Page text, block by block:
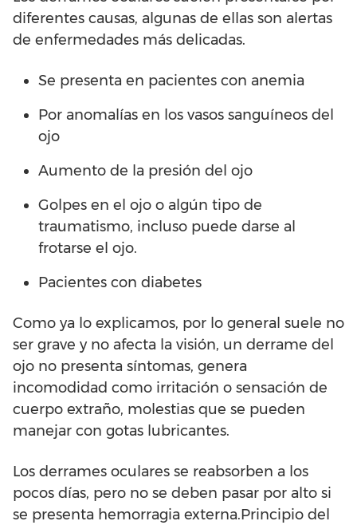
diferentes causas, algunas de ellas son alertas
de enfermedades más delicadas.
Se presenta en pacientes con anemia
Por anomalías en los vasos sanguíneos del
ojo
Aumento de la presión del ojo
Golpes en el ojo o algún tipo de
traumatismo, incluso puede darse al
frotarse el ojo.
Pacientes con diabetes
Como ya lo explicamos, por lo general suele no
ser grave y no afecta la visión, un derrame del
ojo no presenta síntomas, genera
incomodidad como irritación o sensación de
cuerpo extraño, molestias que se pueden
manejar con gotas lubricantes.
Los derrames oculares se reabsorben a los
pocos días, pero no se deben pasar por alto si
se presenta hemorragia externa.Principio del